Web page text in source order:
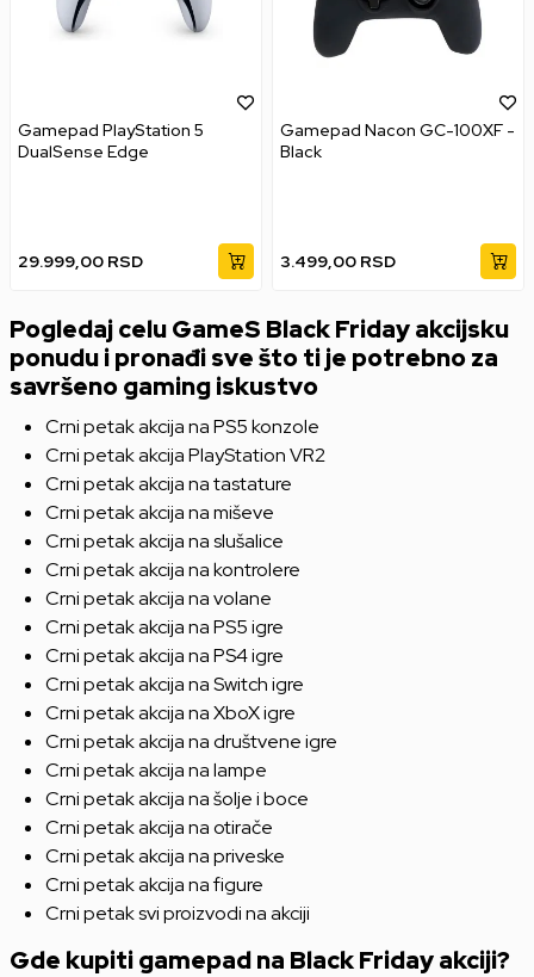
Gamepad PlayStation 5
DualSense Edge
29.999,00 RSD
Gamepad Nacon GC-100XF -
Black
3.499,00 RSD
Pogledaj celu GameS Black Friday akcijsku
ponudu i pronađi sve što ti je potrebno za
savršeno gaming iskustvo
Crni petak akcija na PS5 konzole
Crni petak akcija PlayStation VR2
Crni petak akcija na tastature
Crni petak akcija na miševe
Crni petak akcija na slušalice
Crni petak akcija na kontrolere
Crni petak akcija na volane
Crni petak akcija na PS5 igre
Crni petak akcija na PS4 igre
Crni petak akcija na Switch igre
Crni petak akcija na XboX igre
Crni petak akcija na društvene igre
Crni petak akcija na lampe
Crni petak akcija na šolje i boce
Crni petak akcija na otirače
Crni petak akcija na priveske
Crni petak akcija na figure
Crni petak svi proizvodi na akciji
Gde kupiti gamepad na Black Friday akciji?